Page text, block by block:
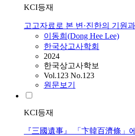
KCI등재
고고자료로 본 변·진한의 기원
이동희(Dong Hee Lee)
한국상고사학회
2024
한국상고사학보
Vol.123 No.123
원문보기
KCI등재
『三國遺事』 「卞韓百濟條」